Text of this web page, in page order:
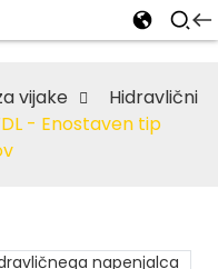
vijake
Hidravlični
- Enostaven tip